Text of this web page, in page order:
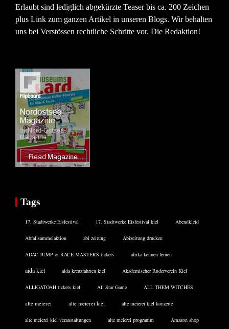
Erlaubt sind lediglich abgekürzte Teaser bis ca. 200 Zeichen
plus Link zum ganzen Artikel in unseren Blogs. Wir behalten
uns bei Verstössen rechtliche Schritte vor. Die Redaktion!
Tags
17. Stadtwerke Eisfestival 17. Stadtwerke Eisfestival kiel Abendkleid
Abfallsammelaktion abi zeitung Abizeitung drucken
ADAC JUMP & RACE MASTERS tickets afrika kennen lernen
aida kiel aida kreuzfahrten kiel Akademischer Ruderverein Kiel
ALLIGATOAH tickets kiel All Star Game ALL THEM WITCHES
alte meierei alte meierei kiel alte meierei kiel konzerte
alte meierei kiel veranstaltungen alte meierei programm Amazon shop